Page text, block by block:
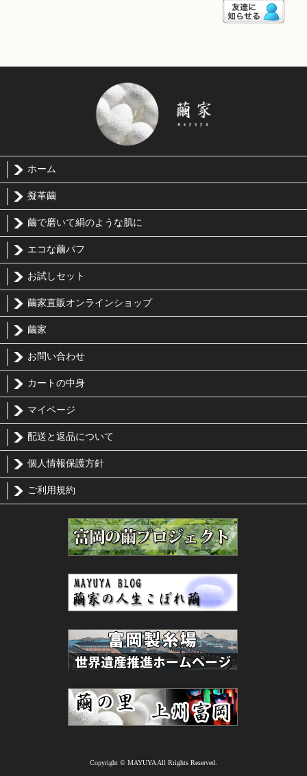
ホーム
擬革繭
繭で磨いて絹のような肌に
エコな繭パフ
お試しセット
繭家直販オンラインショップ
繭家
お問い合わせ
カートの中身
マイページ
配送と返品について
個人情報保護方針
ご利用規約
Copyright © MAYUYA All Rrights Reserved.